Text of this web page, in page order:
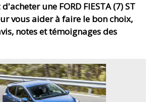
une FORD FIESTA (7) ST
vous aider à faire le bon choix,
notes et témoignages des